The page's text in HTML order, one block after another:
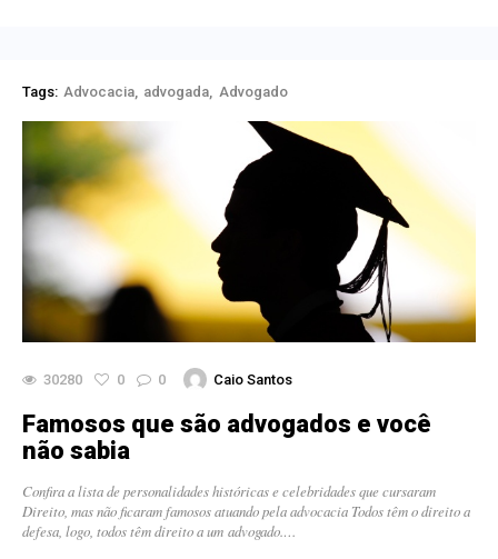
Tags: Advocacia advogada Advogado
30280 0 0 Caio Santos
Famosos que são advogados e você
não sabia
Confira a lista de personalidades históricas e celebridades que cursaram
Direito, mas não ficaram famosos atuando pela advocacia Todos têm o direito a
defesa, logo, todos têm direito a um advogado.…